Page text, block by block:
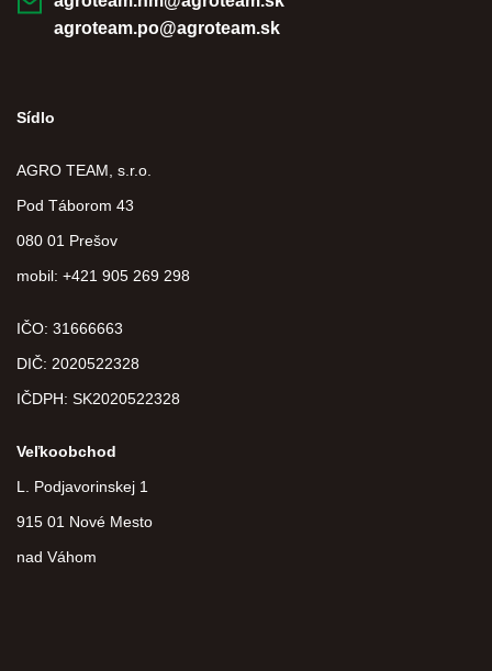
agroteam.po@agroteam.sk
Sídlo
AGRO TEAM, s.r.o.
Pod Táborom 43
080 01 Prešov
mobil: +421 905 269 298
IČO: 31666663
DIČ: 2020522328
IČDPH: SK2020522328
Veľkoobchod
L. Podjavorinskej 1
915 01 Nové Mesto
nad Váhom